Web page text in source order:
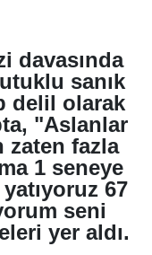
davasında
sanık
delil olarak
"Aslanlar
zaten fazla
1 seneye
yatıyoruz 67
seni
yer aldı.